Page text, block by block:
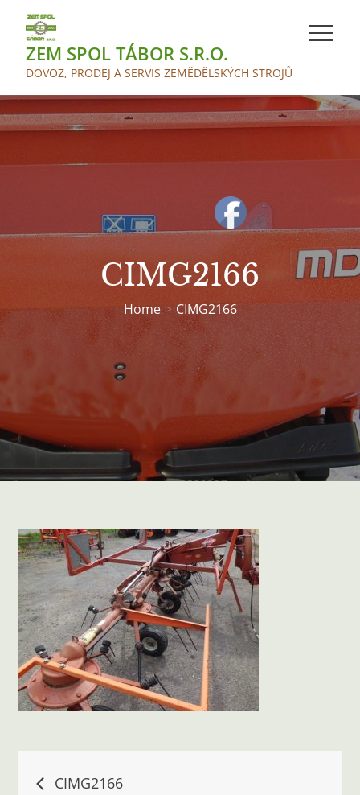
contentZEM SPOL TÁBOR S.R.O.
DOVOZ, PRODEJ A SERVIS ZEMĚDĚLSKÝCH STROJŮ
CIMG2166
Home CIMG2166
Navigace
CIMG2166